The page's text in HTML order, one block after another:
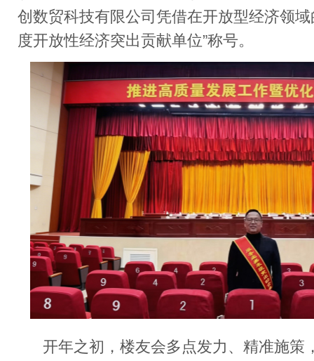
创数贸科技有限公司凭借在开放型经济领
度开放性经济突出贡献单位”称号。
开年之初，楼友会多点发力、精准施策